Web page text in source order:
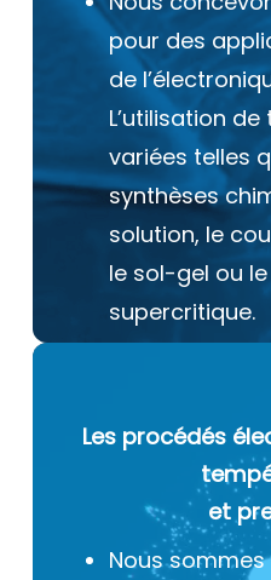
pour des
de
L’utilisation
variées telles
synthèses
solution, le
le sol-gel ou
supercritique.
Les procédés
et
Nous